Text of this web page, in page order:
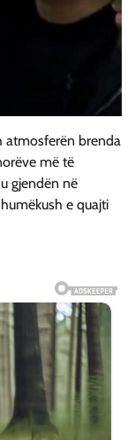
atmosferën brenda
më të
gjendën në
e quajti